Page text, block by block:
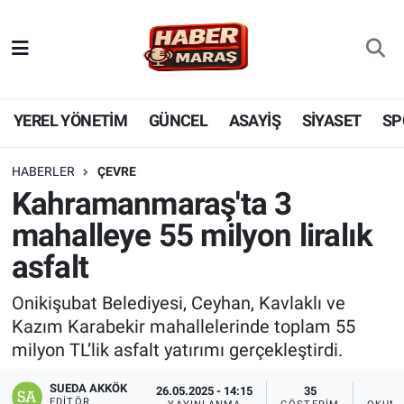
YEREL YÖNETİM GÜNCEL ASAYİŞ SİYASET
HABERLER ÇEVRE
Kahramanmaraş'ta 3
mahalleye 55 milyon liralık
asfalt
Onikişubat Belediyesi, Ceyhan, Kavlaklı ve
Kazım Karabekir mahallelerinde toplam 55
milyon TL’lik asfalt yatırımı gerçekleştirdi.
SUEDA AKKÖK 26.05.2025 - 14:15 35
YEREL YÖNETİM
GÜNCEL
KADIN AİLE
SPOR
DÜNYA
EKONOMİ
SİYASET
Nöbetçi Eczaneler
Hava Durumu
Süper Lig Puan Durumu ve Fikstür
Tüm Manşetler
Son Dakika Haberleri
Haber Arşivi